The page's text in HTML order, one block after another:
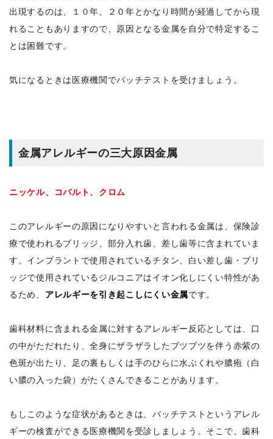
出現するのは、１０年、２０年とかなり時間が経過してから現
れることもありますので、原因となる金属を自分で特定するこ
とは困難です。
気になるときは医療機関でパッチテストを受けましょう。
金属アレルギーの三大原因金属
ニッケル、コバルト、クロム
このアレルギーの原因になりやすいと言われる金属は、保険診
療で使われるブリッジ、部分入れ歯、差し歯等に含まれていま
す。インプラントで使用されているチタン、白い差し歯・ブリ
ッジで使用されているジルコニアはイオン化しにくい特性があ
るため、 アレルギーを引き起こしにくい金属です。
歯科材料に含まれる金属に対するアレルギー反応としては、口
の中がただれたり、全身にザラザラしたブツブツを伴う赤紫の
色斑が出たり、足の裏もしくは手のひらに水ぶくれや膿疱（白
い膿の入った袋）がたくさんできることがあります。
もしこのような症状があるときは、パッチテストというアレル
ギーの検査ができる医療機関を受診しましょう。そこで、歯科